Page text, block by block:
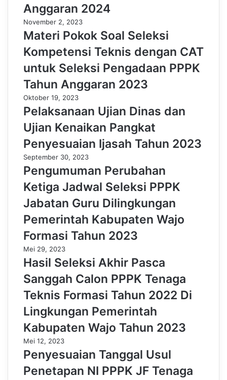
Anggaran 2024
November 2, 2023
Materi Pokok Soal Seleksi
Kompetensi Teknis dengan CAT
untuk Seleksi Pengadaan PPPK
Tahun Anggaran 2023
Oktober 19, 2023
Pelaksanaan Ujian Dinas dan
Ujian Kenaikan Pangkat
Penyesuaian Ijasah Tahun 2023
September 30, 2023
Pengumuman Perubahan
Ketiga Jadwal Seleksi PPPK
Jabatan Guru Dilingkungan
Pemerintah Kabupaten Wajo
Formasi Tahun 2023
Mei 29, 2023
Hasil Seleksi Akhir Pasca
Sanggah Calon PPPK Tenaga
Teknis Formasi Tahun 2022 Di
Lingkungan Pemerintah
Kabupaten Wajo Tahun 2023
Mei 12, 2023
Penyesuaian Tanggal Usul
Penetapan NI PPPK JF Tenaga